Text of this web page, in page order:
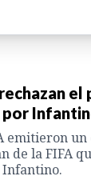
por
emitieron
de la FIFA
Infantino.